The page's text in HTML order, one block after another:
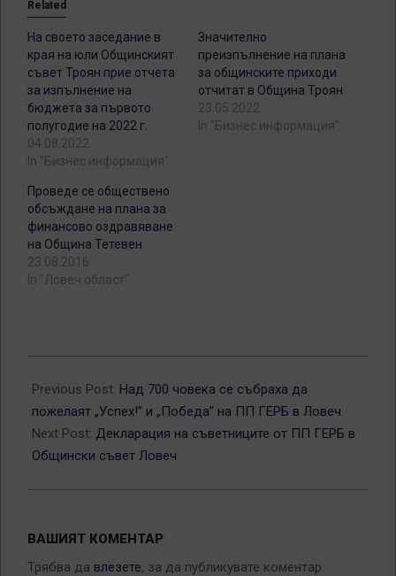
Related
На своето заседание в
края на юли Общинският
съвет Троян прие отчета
за изпълнение на
бюджета за първото
полугодие на 2022 г.
04.08.2022
In "Бизнес информация"
Значително
преизпълнение на плана
за общинските приходи
отчитат в Община Троян
23.05.2022
In "Бизнес информация"
Проведе се обществено
обсъждане на плана за
финансово оздравяване
на Община Тетевен
23.08.2016
In "Ловеч област"
05-
10
Previous Post: Над 700 човека се събраха да
пожелаят „Успех!” и „Победа” на ПП ГЕРБ в Ловеч
Next Post: Декларация на съветниците от ПП ГЕРБ в
Общински съвет Ловеч
ВАШИЯТ КОМЕНТАР
Трябва да влезете, за да публикувате коментар.